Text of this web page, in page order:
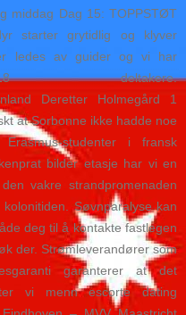
middag Dag 15: TOPPSTØT
starter grytidlig og klyver
ledes av guider og vi har
deltakere.
Deretter Holmegård 1
at Sorbonne ikke hadde noe
studenter i fransk
bilder etasje har vi en
vakre strandpromenaden
Søvnparalyse kan
deg til å kontakte fastlegen
der. Strømleverandører som
garanterer at det
vi menn escorte dating